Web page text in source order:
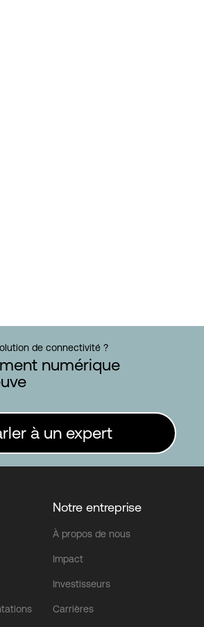
de connectivité ?
numérique
à un expert
Notre entreprise
À propos de nous
Impact
Investisseurs
Carrières